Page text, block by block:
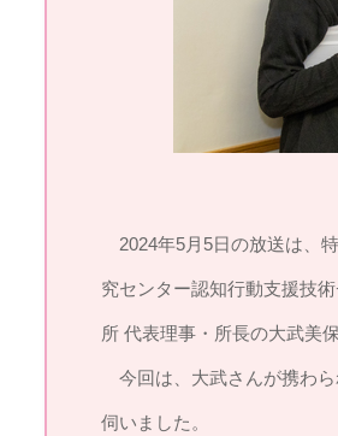
2024年5月5日の放送は、
究センター認知行動支援技
所 代表理事・所長の大武美
今回は、大武さんが携わ
伺いました。